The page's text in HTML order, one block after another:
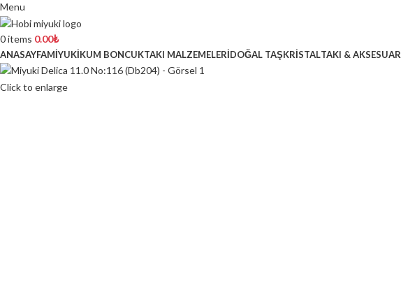
Menu
0items 0.00₺
ANASAYFAMİYUKİKUM BONCUKTAKI MALZEMELERİDOĞAL TAŞKRİSTALTAKI & AKSESUAR
Click to enlarge